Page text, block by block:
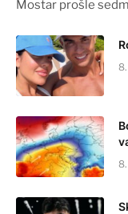
Mostar prošle